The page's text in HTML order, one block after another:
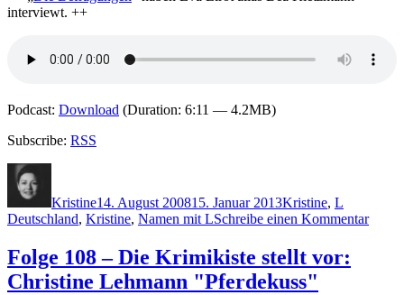
interviewt. ++
Podcast: Download (Duration: 6:11 — 4.2MB)
Subscribe: RSS
Kristine14. August 200815. Januar 2013Kristine, L
Deutschland, Kristine, Namen mit LSchreibe einen Kommentarzu
Folge 108 – Die Krimikiste stellt vor:
Christine Lehmann "Pferdekuss"